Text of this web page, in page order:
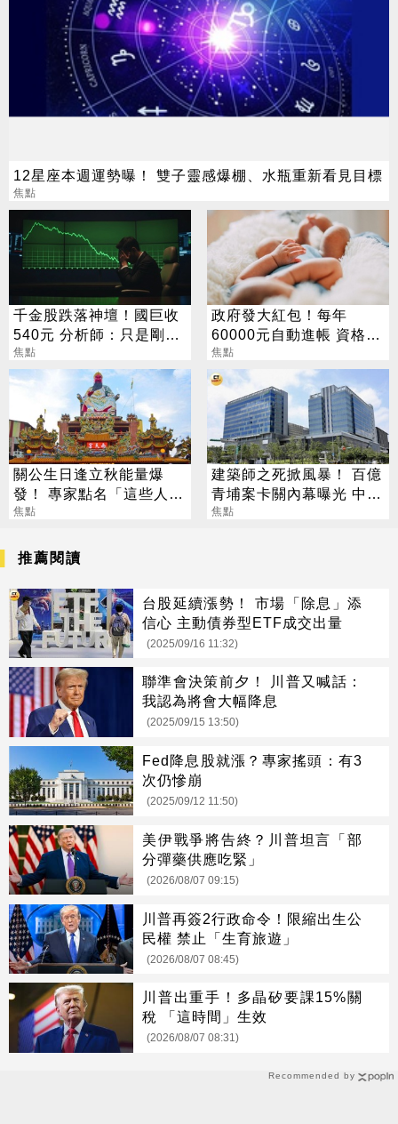
12星座本週運勢曝！ 雙子靈感爆棚、水瓶重新看見目標
焦點
千金股跌落神壇！國巨收
540元 分析師：只是剛開
始
焦點
政府發大紅包！每年
60000元自動進帳 資格一
次看
焦點
關公生日逢立秋能量爆
發！ 專家點名「這些人」
別亂拜
焦點
建築師之死掀風暴！ 百億
青埔案卡關內幕曝光 中
央、地方互踢皮球
焦點
Recommended by
推薦閱讀
台股延續漲勢！ 市場「除息」添
信心 主動債券型ETF成交出量
(2025/09/16 11:32)
聯準會決策前夕！ 川普又喊話：
我認為將會大幅降息
(2025/09/15 13:50)
Fed降息股就漲？專家搖頭：有3
次仍慘崩
(2025/09/12 11:50)
美伊戰爭將告終？川普坦言「部
分彈藥供應吃緊」
(2026/08/07 09:15)
川普再簽2行政命令！限縮出生公
民權 禁止「生育旅遊」
(2026/08/07 08:45)
川普出重手！多晶矽要課15%關
稅 「這時間」生效
(2026/08/07 08:31)